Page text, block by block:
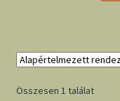
Összesen 1 találat